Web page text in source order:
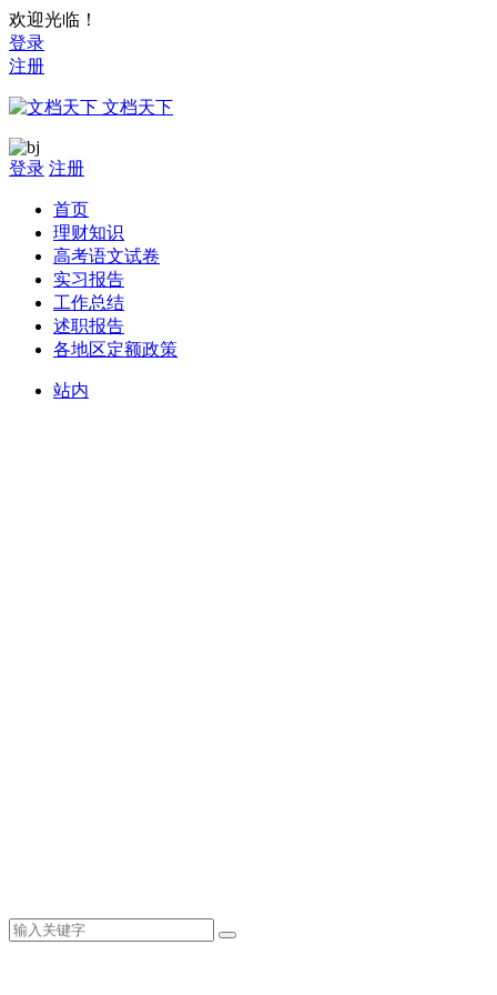
欢迎光临！
登录
注册
文档天下
登录 注册
首页
理财知识
高考语文试卷
实习报告
工作总结
述职报告
各地区定额政策
站内